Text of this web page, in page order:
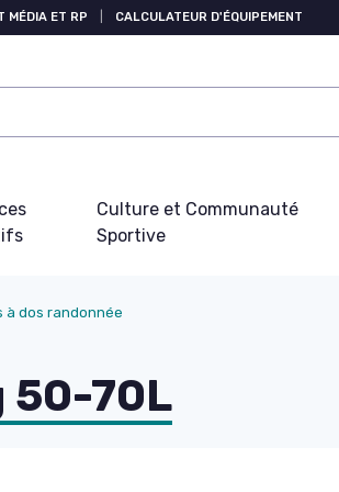
MÉDIA ET RP CALCULATEUR D'ÉQUIPEMENT
Culture et Communauté
Sportive
à dos randonnée
50-70L